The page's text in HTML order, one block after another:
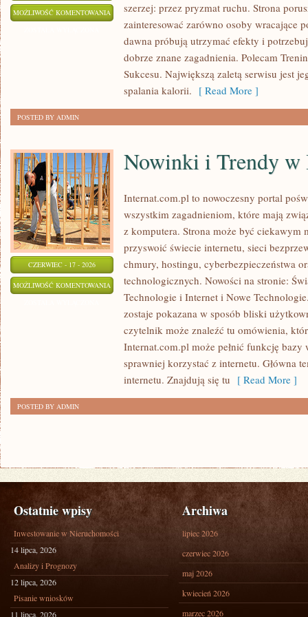
MOŻLIWOŚĆ KOMENTOWANIA DIETY
PLANY
ŻYWIENIOWE
szerzej: przez pryzmat ruchu. Strona
zainteresować zarówno osoby wracające
dawna próbują utrzymać efekty i
dobrze znane zagadnienia. Polecam
Sukcesu. Największą zaletą serwisu jest
spalania kalorii. [ Read More ]
POSTED BY ADMIN
CZERWIEC - 17 - 2026
MOŻLIWOŚĆ KOMENTOWANIA NOWINKI
TRENDY
INTERNECIE
Nowinki i Trendy w
Internat.com.pl to nowoczesny portal
wszystkim zagadnieniom, które mają
z komputera. Strona może być ciekawym
przyswoić świecie internetu, sieci
chmury, hostingu, cyberbezpieczeństwa
technologicznych. Nowości na stronie:
Technologie i Internet i Nowe
zostaje pokazana w sposób bliski
czytelnik może znaleźć tu omówienia,
Internat.com.pl może pełnić funkcję
sprawniej korzystać z internetu. Główna
internetu. Znajdują się tu [ Read More ]
POSTED BY ADMIN
Ostatnie wpisy
Inwestowanie w Nieruchomości
14 lipca, 2026
Analizy i Prognozy
12 lipca, 2026
Pisanie wniosków
11 lipca, 2026
Archiwa
lipiec 2026
czerwiec 2026
maj 2026
kwiecień 2026
marzec 2026